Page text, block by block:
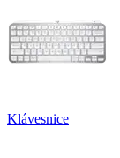
Klávesnice